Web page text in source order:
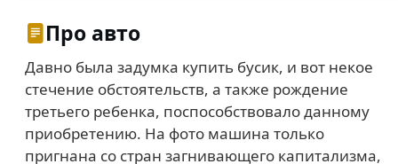
Про авто
Давно была задумка купить бусик, и вот некое
стечение обстоятельств, а также рождение
третьего ребенка, поспособствовало данному
приобретению. На фото машина только
пригнана со стран загнивающего капитализма,